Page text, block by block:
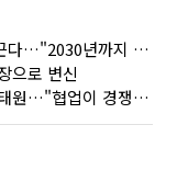
AI로 제조업 대전환 이끈다…"2030년까지 민관합동 20조 투자"
으로 변신
AI 시대 인재론 꺼낸 최태원…"협업이 경쟁력"